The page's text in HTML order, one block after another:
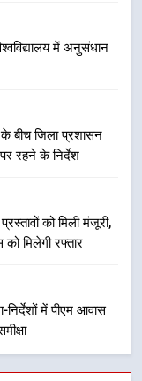
में अनुसंधान
के बीच जिला प्रशासन
रहने के निर्देश
को मिली मंजूरी,
मिलेगी रफ्तार
निर्देशों में पीएम आवास
ने हरिद्वार से किया
6 अगस्त को
युवाओं को रोजगार
पर की जाएगी